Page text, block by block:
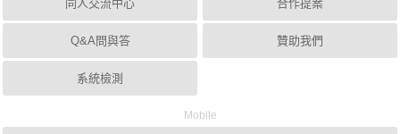
同人交流中心
Q&A問與答
系統檢測
合作提案
贊助我們
Mobile